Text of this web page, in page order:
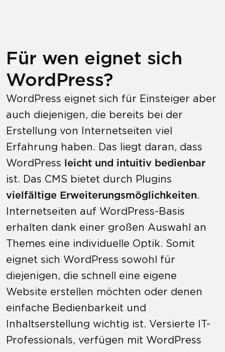
Für wen eignet sich
WordPress?
WordPress eignet sich für Einsteiger aber
auch diejenigen, die bereits bei der
Erstellung von Internetseiten viel
Erfahrung haben. Das liegt daran, dass
WordPress leicht und intuitiv bedienbar
ist. Das CMS bietet durch Plugins
vielfältige Erweiterungsmöglichkeiten.
Internetseiten auf WordPress-Basis
erhalten dank einer großen Auswahl an
Themes eine individuelle Optik. Somit
eignet sich WordPress sowohl für
diejenigen, die schnell eine eigene
Website erstellen möchten oder denen
einfache Bedienbarkeit und
Inhaltserstellung wichtig ist. Versierte IT-
Professionals, verfügen mit WordPress